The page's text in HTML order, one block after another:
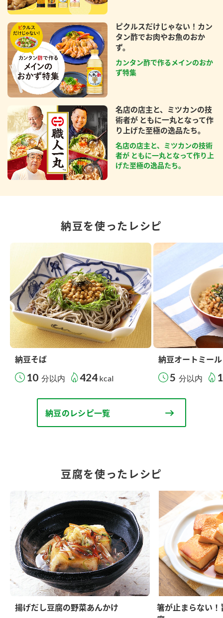
ピクルスだけじゃない！カン
タン酢でお肉やお魚のおか
ず。
カンタン酢で作るメインのおか
ず特集
名店の店主と、ミツカンの技
術者が ともに一丸となって作
り上げた至極の逸品たち。
名店の店主と、ミツカンの技術
者が ともに一丸となって作り上
げた至極の逸品たち。
納豆を使ったレシピ
納豆そば
10 分以内 424 kcal
納豆オートミール
5 分以内
納豆のレシピ一覧
豆腐を使ったレシピ
揚げだし豆腐の野菜あんかけ
箸が止まらない